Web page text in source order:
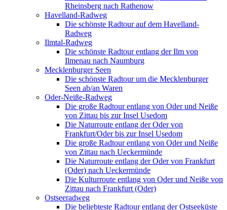
Rheinsberg nach Rathenow
Havelland-Radweg
Die schönste Radtour auf dem Havelland-
Radweg
Ilmtal-Radweg
Die schönste Radtour entlang der Ilm von
Ilmenau nach Naumburg
Mecklenburger Seen
Die schönste Radtour um die Mecklenburger
Seen ab/an Waren
Oder-Neiße-Radweg
Die große Radtour entlang von Oder und Neiße
von Zittau bis zur Insel Usedom
Die Naturroute entlang der Oder von
Frankfurt/Oder bis zur Insel Usedom
Die große Radtour entlang von Oder und Neiße
von Zittau nach Ueckermünde
Die Naturroute entlang der Oder von Frankfurt
(Oder) nach Ueckermünde
Die Kulturroute entlang von Oder und Neiße von
Zittau nach Frankfurt (Oder)
Ostseeradweg
Die beliebteste Radtour entlang der Ostseeküste